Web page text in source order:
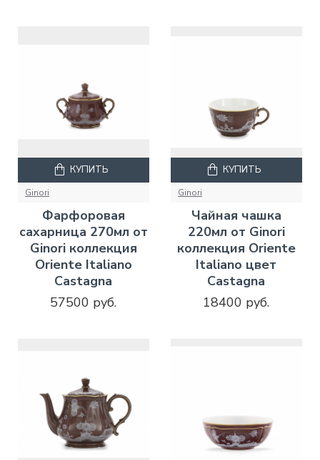
Ginori
Фарфоровая
сахарница 270мл от
Ginori коллекция
Oriente Italiano
Castagna
57500 руб.
КУПИТЬ
Ginori
Чайная чашка
220мл от Ginori
коллекция Oriente
Italiano цвет
Castagna
18400 руб.
КУПИТЬ